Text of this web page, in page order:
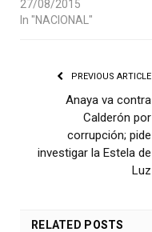
27/08/2015
In "NACIONAL"
PREVIOUS ARTICLE
Anaya va contra
Calderón por
corrupción; pide
investigar la Estela de
Luz
RELATED POSTS